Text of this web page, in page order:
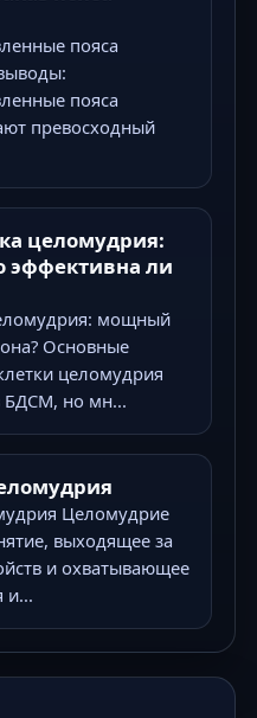
пояса
пояса
превосходный
целомудрия:
ли
мощный
Основные
целомудрия
БДСМ, но мн...
Целомудрие
выходящее за
и охватывающее
и...